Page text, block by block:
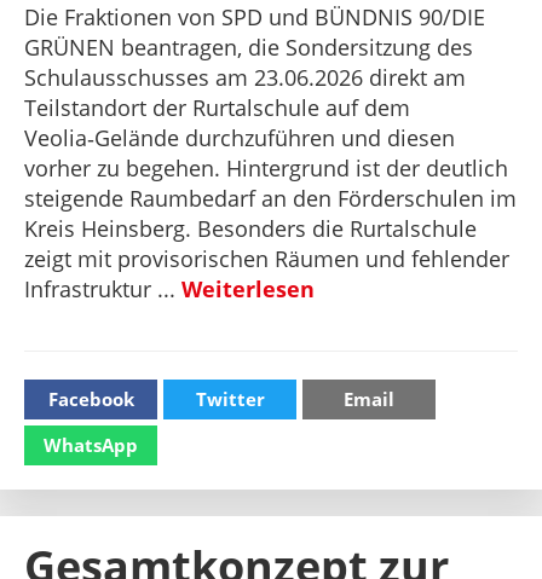
Die Fraktionen von SPD und BÜNDNIS 90/DIE
GRÜNEN beantragen, die Sondersitzung des
Schulausschusses am 23.06.2026 direkt am
Teilstandort der Rurtalschule auf dem
Veolia‑Gelände durchzuführen und diesen
vorher zu begehen. Hintergrund ist der deutlich
steigende Raumbedarf an den Förderschulen im
Kreis Heinsberg. Besonders die Rurtalschule
zeigt mit provisorischen Räumen und fehlender
Infrastruktur ... Weiterlesen
Facebook Twitter
Email
WhatsApp
Gesamtkonzept zur